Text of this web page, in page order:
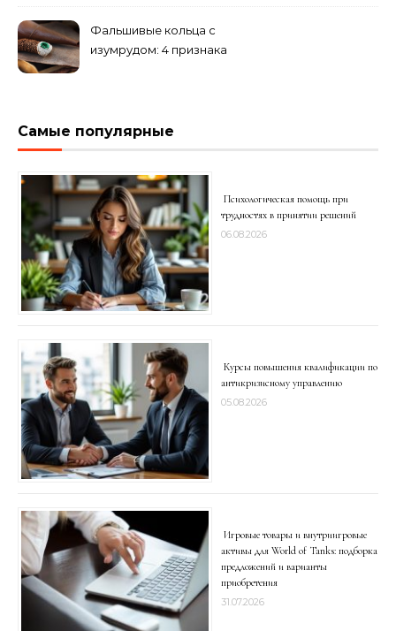
Фальшивые кольца с
изумрудом: 4 признака
Самые популярные
Психологическая помощь при
трудностях в принятии решений
06.08.2026
Курсы повышения квалификации по
антикризисному управлению
05.08.2026
Игровые товары и внутриигровые
активы для World of Tanks: подборка
предложений и варианты
приобретения
31.07.2026